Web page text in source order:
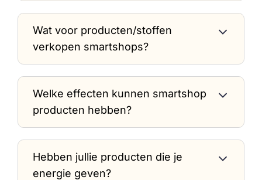
Wat voor producten/stoffen
verkopen smartshops?
Welke effecten kunnen smartshop
producten hebben?
Hebben jullie producten die je
energie geven?